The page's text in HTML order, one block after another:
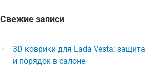
Свежие записи
3D коврики для Lada Vesta: защита
и порядок в салоне